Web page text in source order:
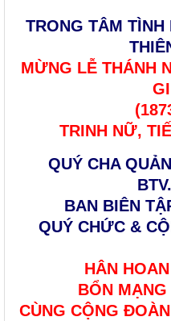
TRONG TÂM
MỪNG LỄ THÁNH
TRINH NỮ,
QUÝ CHA
BAN BIÊN
QUÝ CHỨC &
HÂN
BỔN
CÙNG CỘNG